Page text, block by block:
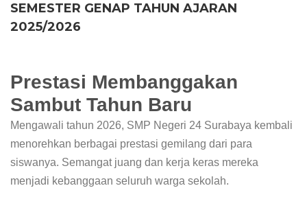
SEMESTER GENAP TAHUN AJARAN
2025/2026
Prestasi Membanggakan
Sambut Tahun Baru
Mengawali tahun 2026, SMP Negeri 24 Surabaya kembali
menorehkan berbagai prestasi gemilang dari para
siswanya. Semangat juang dan kerja keras mereka
menjadi kebanggaan seluruh warga sekolah.